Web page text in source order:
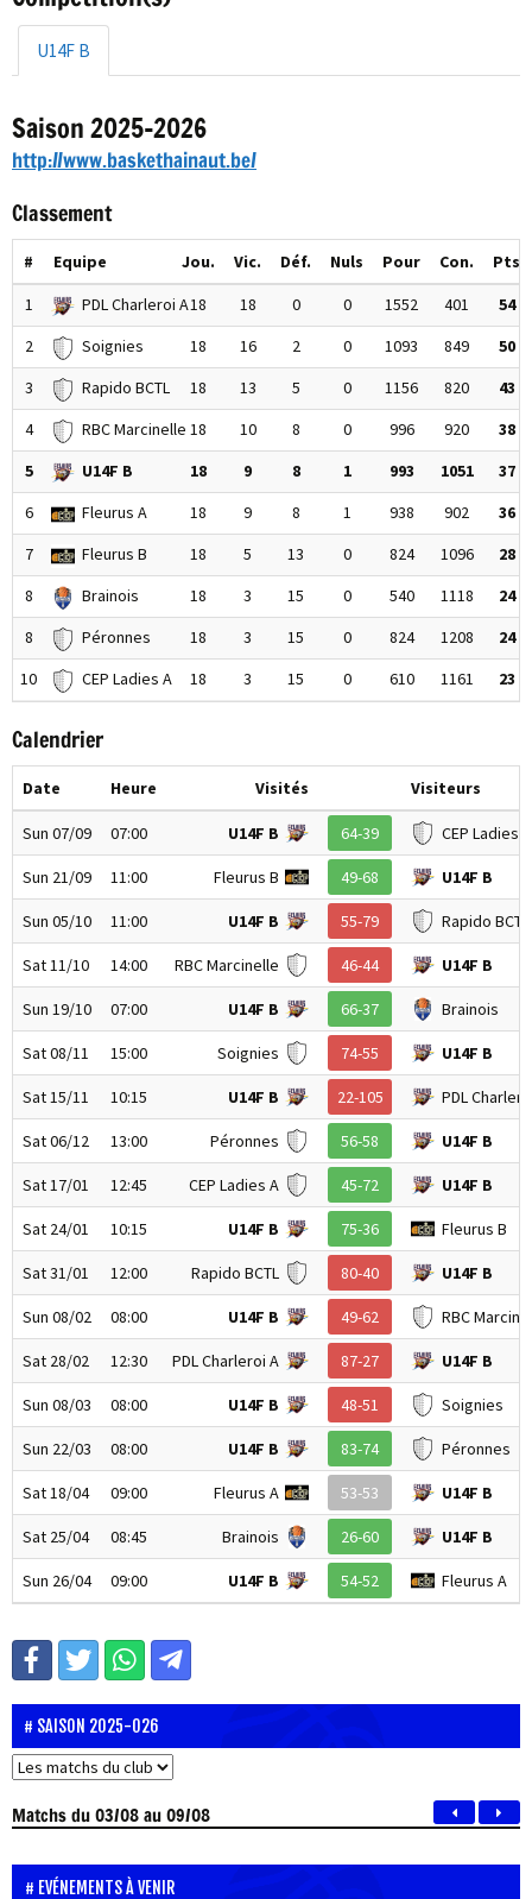
U14F B
Saison 2025-2026
http://www.baskethainaut.be/
Classement
# Equipe Jou. Vic. Déf. Nuls Pour Con.
Pts
1
PDL Charleroi A18 18 0 0 1552 401
54
2
Soignies 18 16 2 0 1093 849
50
3
Rapido BCTL 18 13 5 0 1156 820
43
4
RBC Marcinelle 18 10 8 0 996 920
38
5
U14F B 18 9 8 1 993 1051
37
6
Fleurus A 18 9 8 1 938 902
36
7
Fleurus B 18 5 13 0 824 1096
28
8
Brainois 18 3 15 0 540 1118
24
8
Péronnes 18 3 15 0 824 1208
24
10
CEP Ladies A 18 3 15 0 610 1161 23
Calendrier
Date Heure Visités Visiteurs
Sun 07/09 07:00 U14F B 64-39 CEP Ladies A
Sun 21/09 11:00 Fleurus B 49-68 U14F B
Sun 05/10 11:00 U14F B 55-79 Rapido BCTL
Sat 11/10 14:00 RBC Marcinelle 46-44 U14F B
Sun 19/10 07:00 U14F B 66-37 Brainois
Sat 08/11 15:00 Soignies 74-55 U14F B
Sat 15/11 10:15 U14F B 22-105 PDL
Sat 06/12 13:00 Péronnes 56-58 U14F B
Sat 17/01 12:45 CEP Ladies A 45-72 U14F B
Sat 24/01 10:15 U14F B 75-36 Fleurus B
Sat 31/01 12:00 Rapido BCTL 80-40 U14F B
Sun 08/02 08:00 U14F B 49-62 RBC
Sat 28/02 12:30 PDL Charleroi A 87-27 U14F B
Sun 08/03 08:00 U14F B 48-51 Soignies
Sun 22/03 08:00 U14F B 83-74 Péronnes
Sat 18/04 09:00 Fleurus A 53-53 U14F B
Sat 25/04 08:45 Brainois 26-60 U14F B
Sun 26/04 09:00 U14F B 54-52 Fleurus A
SAISON 2025-026
Matchsdu 03/08 au 09/08
EVÉNEMENTS À VENIR